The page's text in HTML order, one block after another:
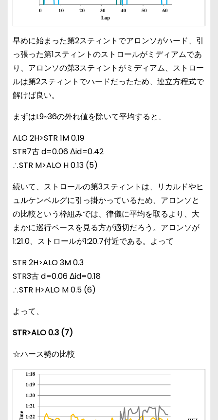
早めに始まった第2スティントでアロンソがハード、引
っ張った第1スティントのストロールがミディアムであ
り、アロンソの第3スティントがミディアム、ストロー
ルは第2スティントでハードだったため、連立方程式で
解けば良い。
まずはL9~36の外れ値を除いて平均すると、
ALO 2H>STR 1M 0.19
STR7古 d=0.06 Δid=0.42
∴STR M>ALO H 0.13 (5)
続いて、ストロールの第3スティントは、リカルドやヒ
ュルケンベルグに引っ掛かっているため、アロンソと
の比較という枠組みでは、律儀に平均を取るより、大
まかに巡行ペースを見る方が適切だろう。アロンソが
1:21.0、ストロールが1:20.7付近である。よって
STR 2H>ALO 3M 0.3
STR3古 d=0.06 Δid=0.18
∴STR H>ALO M 0.5 (6)
よって、
STR>ALO 0.3 (7)
☆ハース勢の比較